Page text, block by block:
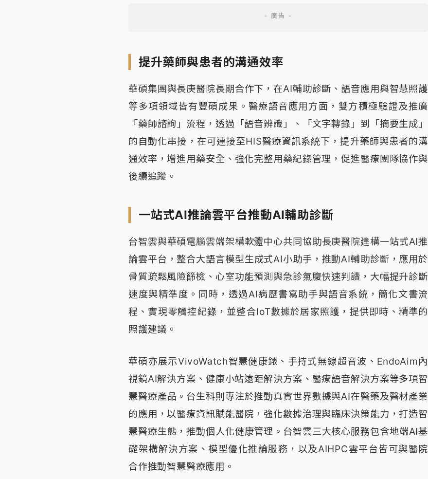
提升藥師與患者的溝通效率
華碩集團與長庚醫院長期合作下，在AI輔助診斷、語音應用與智慧照護
等多項領域皆有豐碩成果。醫療語音應用方面，雙方積極驗證及推廣
「藥師諮詢」流程，透過「語音辨識」、「文字轉錄」到「摘要生成」
的自動化串接，在可連接至HIS醫療資訊系統下，提升藥師與患者的溝
通效率，增進用藥安全、強化完整用藥紀錄管理，促進醫療團隊協作與
後續追蹤。
一站式AI推論雲平台推動AI輔助診斷
台智雲與華碩電腦雲端架構軟體中心共同協助長庚醫院建構一站式AI推
論雲平台，整合大語言模型生成式AI小助手，推動AI輔助診斷，應用於
骨質疏鬆風險篩檢、心室功能預測與急診氣腹快速判讀，大幅提升診斷
速度與精準度。同時，透過AI病歷書寫助手與語音系統，簡化文書流
程、實現零觸控紀錄，並整合IoT數據於居家照護，提供即時、精準的
照護建議。
華碩亦展示VivoWatch智慧健康錶、手持式無線超音波、EndoAim內
視鏡AI解決方案、健康小站遠距解決方案、醫療語音解決方案等多項智
慧醫療產品。台生科則專注於推動真實世界數據與AI在醫藥及醫材產業
的應用，以醫療資訊賦能醫院，強化數據治理與臨床決策能力，打造智
慧醫療生態，推動個人化健康管理。台智雲三大核心服務包含地端AI基
礎架構解決方案、模型優化推論服務，以及AIHPC雲平台皆可與醫院
合作推動智慧醫療應用。